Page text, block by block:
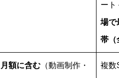
ート
場で
帯（
月額に含む （動画制作・ 複数